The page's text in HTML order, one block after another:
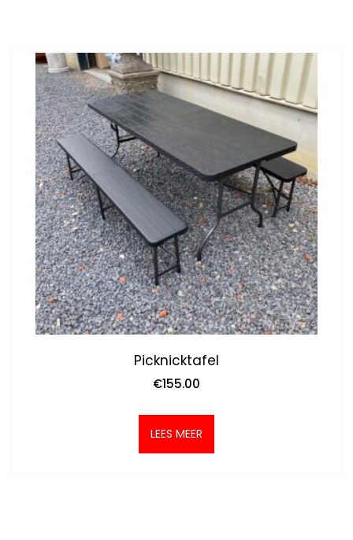
Picknicktafel
€155.00
LEES MEER